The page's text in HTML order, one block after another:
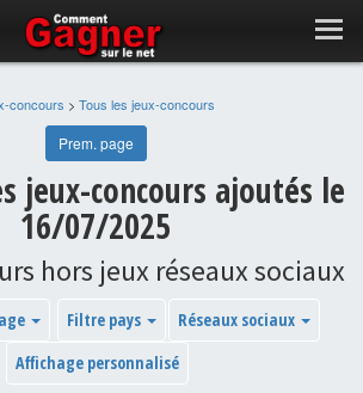
concours > Tous les jeux-concours
Prem. page
jeux-concours ajoutés le
16/07/2025
hors jeux réseaux sociaux
Filtre pays
Réseaux sociaux
Affichage personnalisé